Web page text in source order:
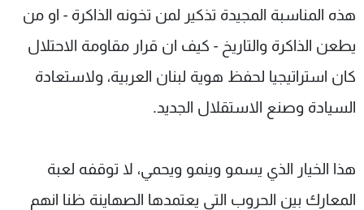
هذه المناسبة المجيدة تذكير لمن تخونه الذاكرة - او من
يطعن الذاكرة والتاريخ - كيف ان قرار مقاومة الاحتلال
كان استراتيجيا لحفظ هوية لبنان العربية، ولاستعادة
السيادة وصنع الاستقلال الجديد.
هذا الخيار الذي يسمو وينمو ويحمي، لا توقفه لعبة
المعارك بين الحروب التي يعتمدها الصهاينة ظنا انهم